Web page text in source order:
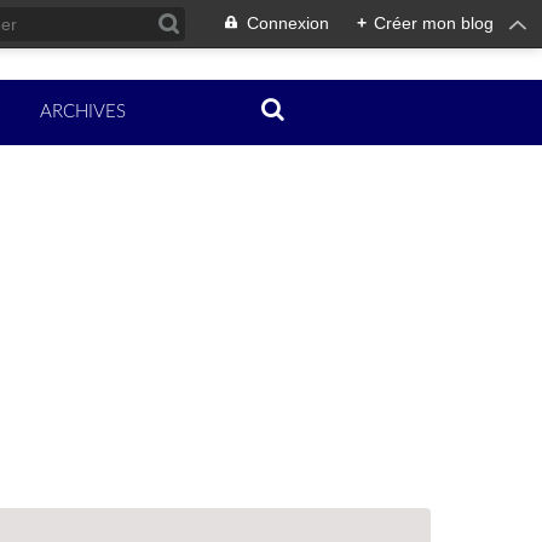
Connexion + Créer mon blog
ARCHIVES